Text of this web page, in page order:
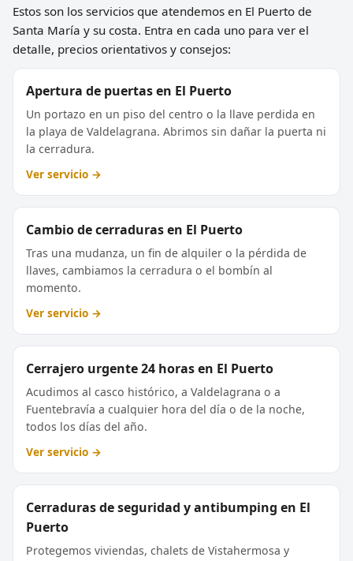
Estos son los servicios que atendemos en El Puerto de
Santa María y su costa. Entra en cada uno para ver el
detalle, precios orientativos y consejos:
Apertura de puertas en El Puerto
Un portazo en un piso del centro o la llave perdida en
la playa de Valdelagrana. Abrimos sin dañar la puerta ni
la cerradura.
Ver servicio →
Cambio de cerraduras en El Puerto
Tras una mudanza, un fin de alquiler o la pérdida de
llaves, cambiamos la cerradura o el bombín al
momento.
Ver servicio →
Cerrajero urgente 24 horas en El Puerto
Acudimos al casco histórico, a Valdelagrana o a
Fuentebravía a cualquier hora del día o de la noche,
todos los días del año.
Ver servicio →
Cerraduras de seguridad y antibumping en El
Puerto
Protegemos viviendas, chalets de Vistahermosa y